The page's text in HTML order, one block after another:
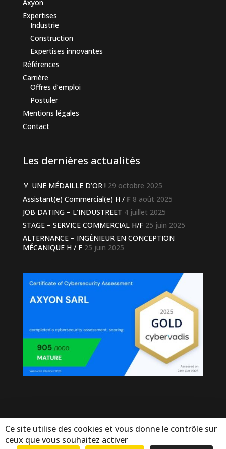
Axyon
Expertises
Industrie
Construction
Expertises innovantes
Références
Carrière
Offres d’emploi
Postuler
Mentions légales
Contact
Les dernières actualités
🏅 UNE MÉDAILLE D’OR ! 29 octobre 2025
Assistant(e) Commercial(e) H / F 8 août 2025
JOB DATING – L’INDUSTREET 4 juillet 2025
STAGE – SERVICE COMMERCIAL H/F 25 juin 2025
ALTERNANCE – INGÉNIEUR EN CONCEPTION
MÉCANIQUE H / F 25 juin 2025
© Copyright Axyon 2025. Tous droits réservés - by
Ce site utilise des cookies et vous donne le contrôle sur
ceux que vous souhaitez activer